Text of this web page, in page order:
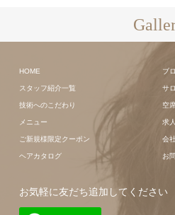
HOME
スタッフ紹介一覧
技術へのこだわり
メニュー
ご新規様限定クーポン
ヘアカタログ
ブ
サ
空
求
会
お
お気軽に友だち追加してください